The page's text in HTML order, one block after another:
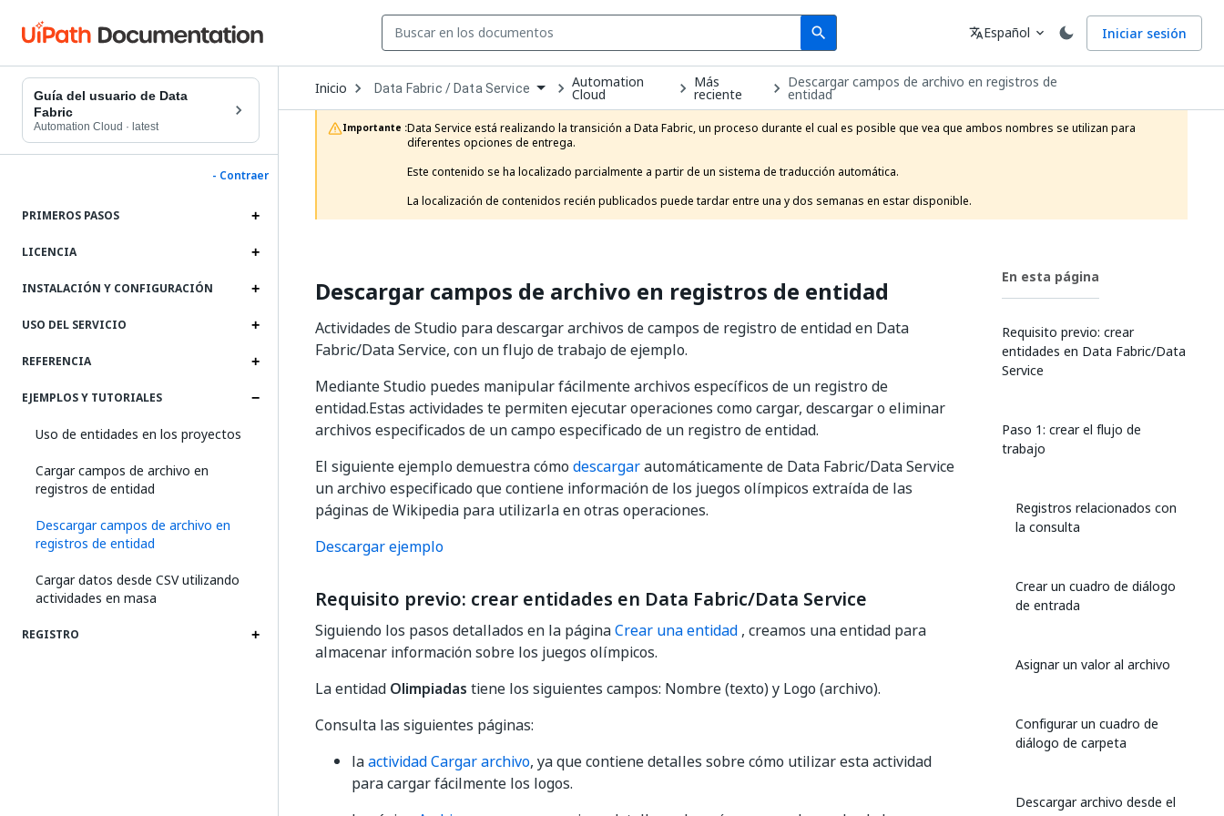
search
Search Idioma
translateEspañol expand_more Iniciar sesión
Guía del usuario de Data
Fabric
Automation Cloud · latest
- Contraer
PRIMEROS PASOS
LICENCIA
INSTALACIÓN Y CONFIGURACIÓN
USO DEL SERVICIO
REFERENCIA
EJEMPLOS Y TUTORIALES
Uso de entidades en los proyectos
Cargar campos de archivo en
registros de entidad
Descargar campos de archivo en
registros de entidad
Cargar datos desde CSV utilizando
actividades en masa
REGISTRO
Inicio Open
Dropdown
to
choose
product
Data Fabric / Data Service Automation
Cloud
Más
reciente
Descargar campos de archivo en registros de
entidad
Importante :Data Service está realizando la transición a Data Fabric, un proceso durante el cual es posible que vea que ambos nombres se utilizan para
diferentes opciones de entrega.
Este contenido se ha localizado parcialmente a partir de un sistema de traducción automática.
La localización de contenidos recién publicados puede tardar entre una y dos semanas en estar disponible.
Descargar campos de archivo en registros de entidad
Actividades de Studio para descargar archivos de campos de registro de entidad en Data
Fabric/Data Service, con un flujo de trabajo de ejemplo.
Mediante Studio puedes manipular fácilmente archivos específicos de un registro de
entidad.Estas actividades te permiten ejecutar operaciones como cargar, descargar o eliminar
archivos especificados de un campo especificado de un registro de entidad.
El siguiente ejemplo demuestra cómo descargarautomáticamente de Data Fabric/Data Service
un archivo especificado que contiene información de los juegos olímpicos extraída de las
páginas de Wikipedia para utilizarla en otras operaciones.
Descargar ejemplo
Requisito previo: crear entidades en Data Fabric/Data Service
Siguiendo los pasos detallados en la páginaCrear una entidad , creamos una entidad para
almacenar información sobre los juegos olímpicos.
La entidad Olimpiadas tiene los siguientes campos: Nombre (texto) y Logo (archivo).
Consulta las siguientes páginas:
laactividad Cargar archivo, ya que contiene detalles sobre cómo utilizar esta actividad
para cargar fácilmente los logos.
En esta página
Requisito previo: crear
entidades en Data Fabric/Data
Service
Paso 1: crear el flujo de
trabajo
Registros relacionados con
la consulta
Crear un cuadro de diálogo
de entrada
Asignar un valor al archivo
Configurar un cuadro de
diálogo de carpeta
Descargar archivo desde el